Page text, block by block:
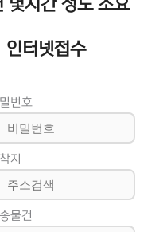
몇시간 정도 소요
터넷접수
번호
지
물건